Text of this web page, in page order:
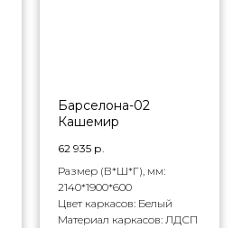
Барселона-02
Кашемир
62 935 р.
Размер (В*Ш*Г), мм:
2140*1900*600
Цвет каркасов: Белый
Материал каркасов: ЛДСП